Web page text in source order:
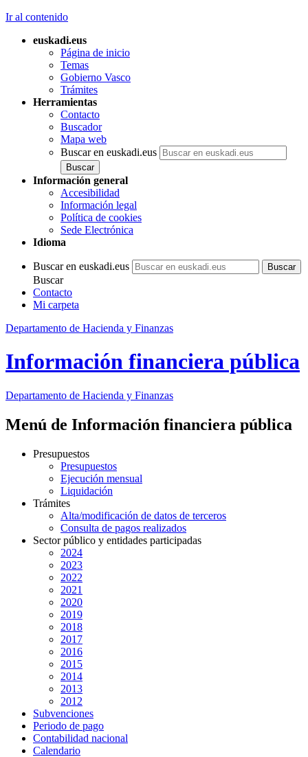
Ir al contenido
euskadi.eus
Página de inicio
Temas
Gobierno Vasco
Trámites
Herramientas
Contacto
Buscador
Mapa web
Buscar en euskadi.eus
Información general
Accesibilidad
Información legal
Política de cookies
Sede Electrónica
Idioma
Buscar en euskadi.eus
Buscar
Contacto
Mi carpeta
Departamento de Hacienda y Finanzas
Información financiera pública
Departamento de Hacienda y Finanzas
Menú de Información financiera pública
Presupuestos
Presupuestos
Ejecución mensual
Liquidación
Trámites
Alta/modificación de datos de terceros
Consulta de pagos realizados
Sector público y entidades participadas
2024
2023
2022
2021
2020
2019
2018
2017
2016
2015
2014
2013
2012
Subvenciones
Periodo de pago
Contabilidad nacional
Calendario